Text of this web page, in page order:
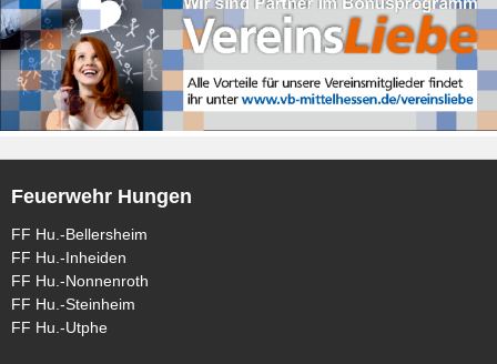
Feuerwehr Hungen
FF Hu.-Bellersheim
FF Hu.-Inheiden
FF Hu.-Nonnenroth
FF Hu.-Steinheim
FF Hu.-Utphe